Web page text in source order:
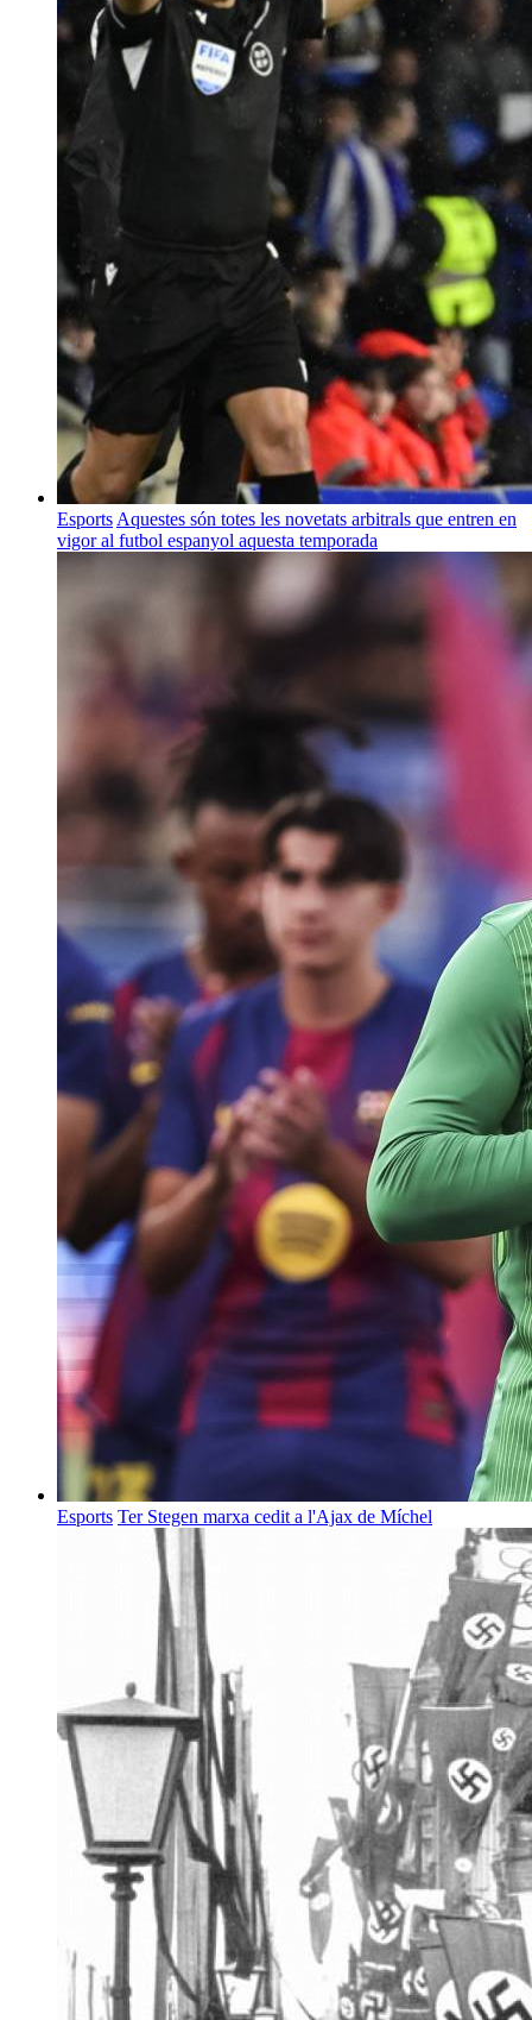
Esports Aquestes són totes les novetats arbitrals que entren en
vigor al futbol espanyol aquesta temporada
Esports Ter Stegen marxa cedit a l'Ajax de Míchel